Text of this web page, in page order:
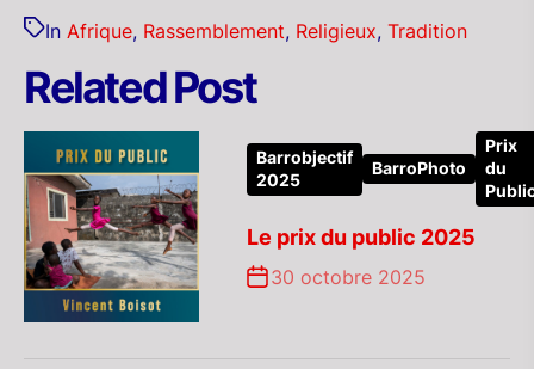
In Afrique, Rassemblement, Religieux, Tradition
Related Post
Barrobjectif
2025
BarroPhoto
Prix
du
Le prix du public 2025
30 octobre 2025